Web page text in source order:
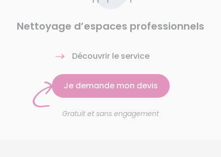
Nettoyage d’espaces professionnels
Découvrir le service
Je demande mon devis
Gratuit et sans engagement